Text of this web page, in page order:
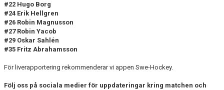
#22 Hugo Borg
#24 Erik Hellgren
#26 Robin Magnusson
#27 Robin Yacob
#29 Oskar Sahlén
#35 Fritz Abrahamsson
För liverapportering rekommenderar vi appen Swe-Hockey.
Följ oss på sociala medier för uppdateringar kring matchen och